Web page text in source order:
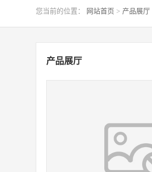
您当前的位置： 网站首页 > 产品展厅
产品展厅